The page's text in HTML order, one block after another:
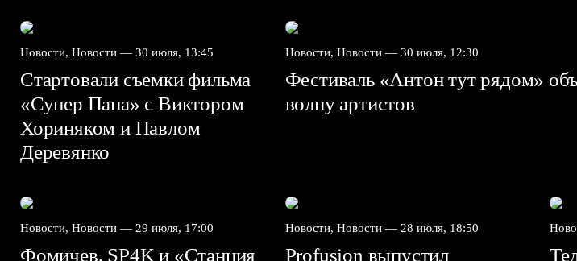
Новости, Новости — 30 июля, 13:45
Стартовали съемки фильма
«Супер Папа» с Виктором
Хориняком и Павлом
Деревянко
Новости, Новости — 30 июля, 12:30
Фестиваль «Антон тут рядом»
волну артистов
Новости, Новости — 29 июля, 17:00
Фомичев, SP4K и «Станция
Новости, Новости — 28 июля, 18:50
Profusion выпустил